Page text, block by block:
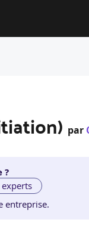
par
?
entreprise.